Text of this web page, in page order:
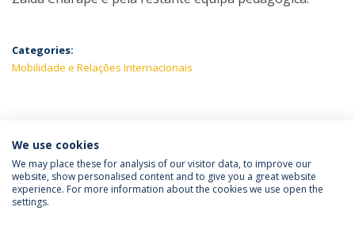
Categories:
Mobilidade e Relações Internacionais
LATEST NEWS
Política de Privacidade
Termos e Condições
We use cookies
We may place these for analysis of our visitor data, to improve our
website, show personalised content and to give you a great website
experience. For more information about the cookies we use open the
settings.